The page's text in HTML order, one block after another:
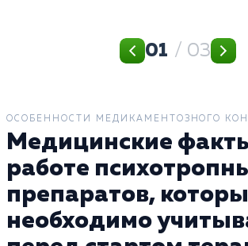
01 / 03
ОСОБЕННОСТИ МЕДИКАМЕНТОЗНОГО
Медицинские
работе
препаратов,
необходимо